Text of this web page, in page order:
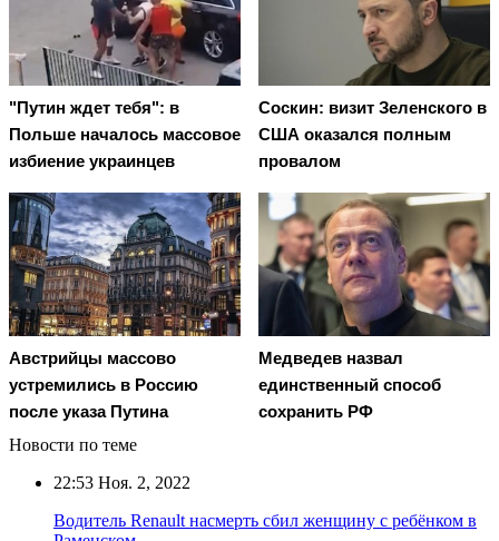
"Путин ждет тебя": в
Польше началось массовое
избиение украинцев
Соскин: визит Зеленского в
США оказался полным
провалом
Австрийцы массово
устремились в Россию
после указа Путина
Медведев назвал
единственный способ
сохранить РФ
Новости по теме
22:53 Ноя. 2, 2022
Водитель Renault насмерть сбил женщину с ребёнком в